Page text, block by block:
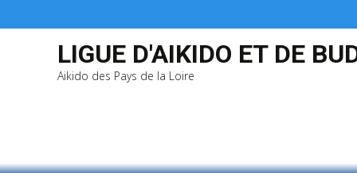
LIGUE D'AIKIDO ET DE
Aikido des Pays de la Loire